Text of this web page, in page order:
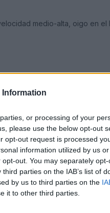
Information
or processing of your
please use the below opt-out
opt-out request is processed
information utilized by us
out. You may separately
parties on the IAB’s list of
by us to third parties on the
it to other third parties.
medio-alta, oigo en